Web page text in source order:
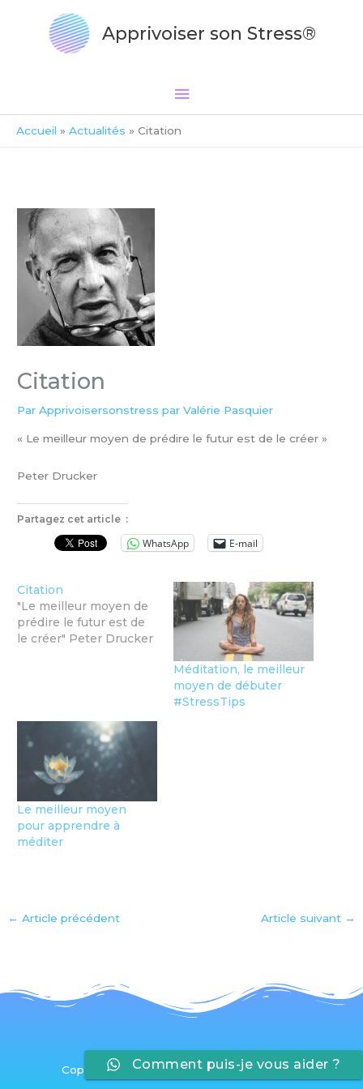
Apprivoiser son Stress®
Accueil Actualités Citation
Citation
ParApprivoisersonstress par Valérie Pasquier
« Le meilleur moyen de prédire le futur est de le créer »
Peter Drucker
Partagez cet article :
WhatsApp E-mail
Citation
"Le meilleur moyen de
prédire le futur est de
le créer" Peter Drucker
Méditation, le meilleur
moyen de débuter
#StressTips
Le meilleur moyen
pour apprendre à
méditer
← Article précédent Article suivant →
Copyright © 2026 Apprivoiser son Stress®
Comment puis-je vous aider ?